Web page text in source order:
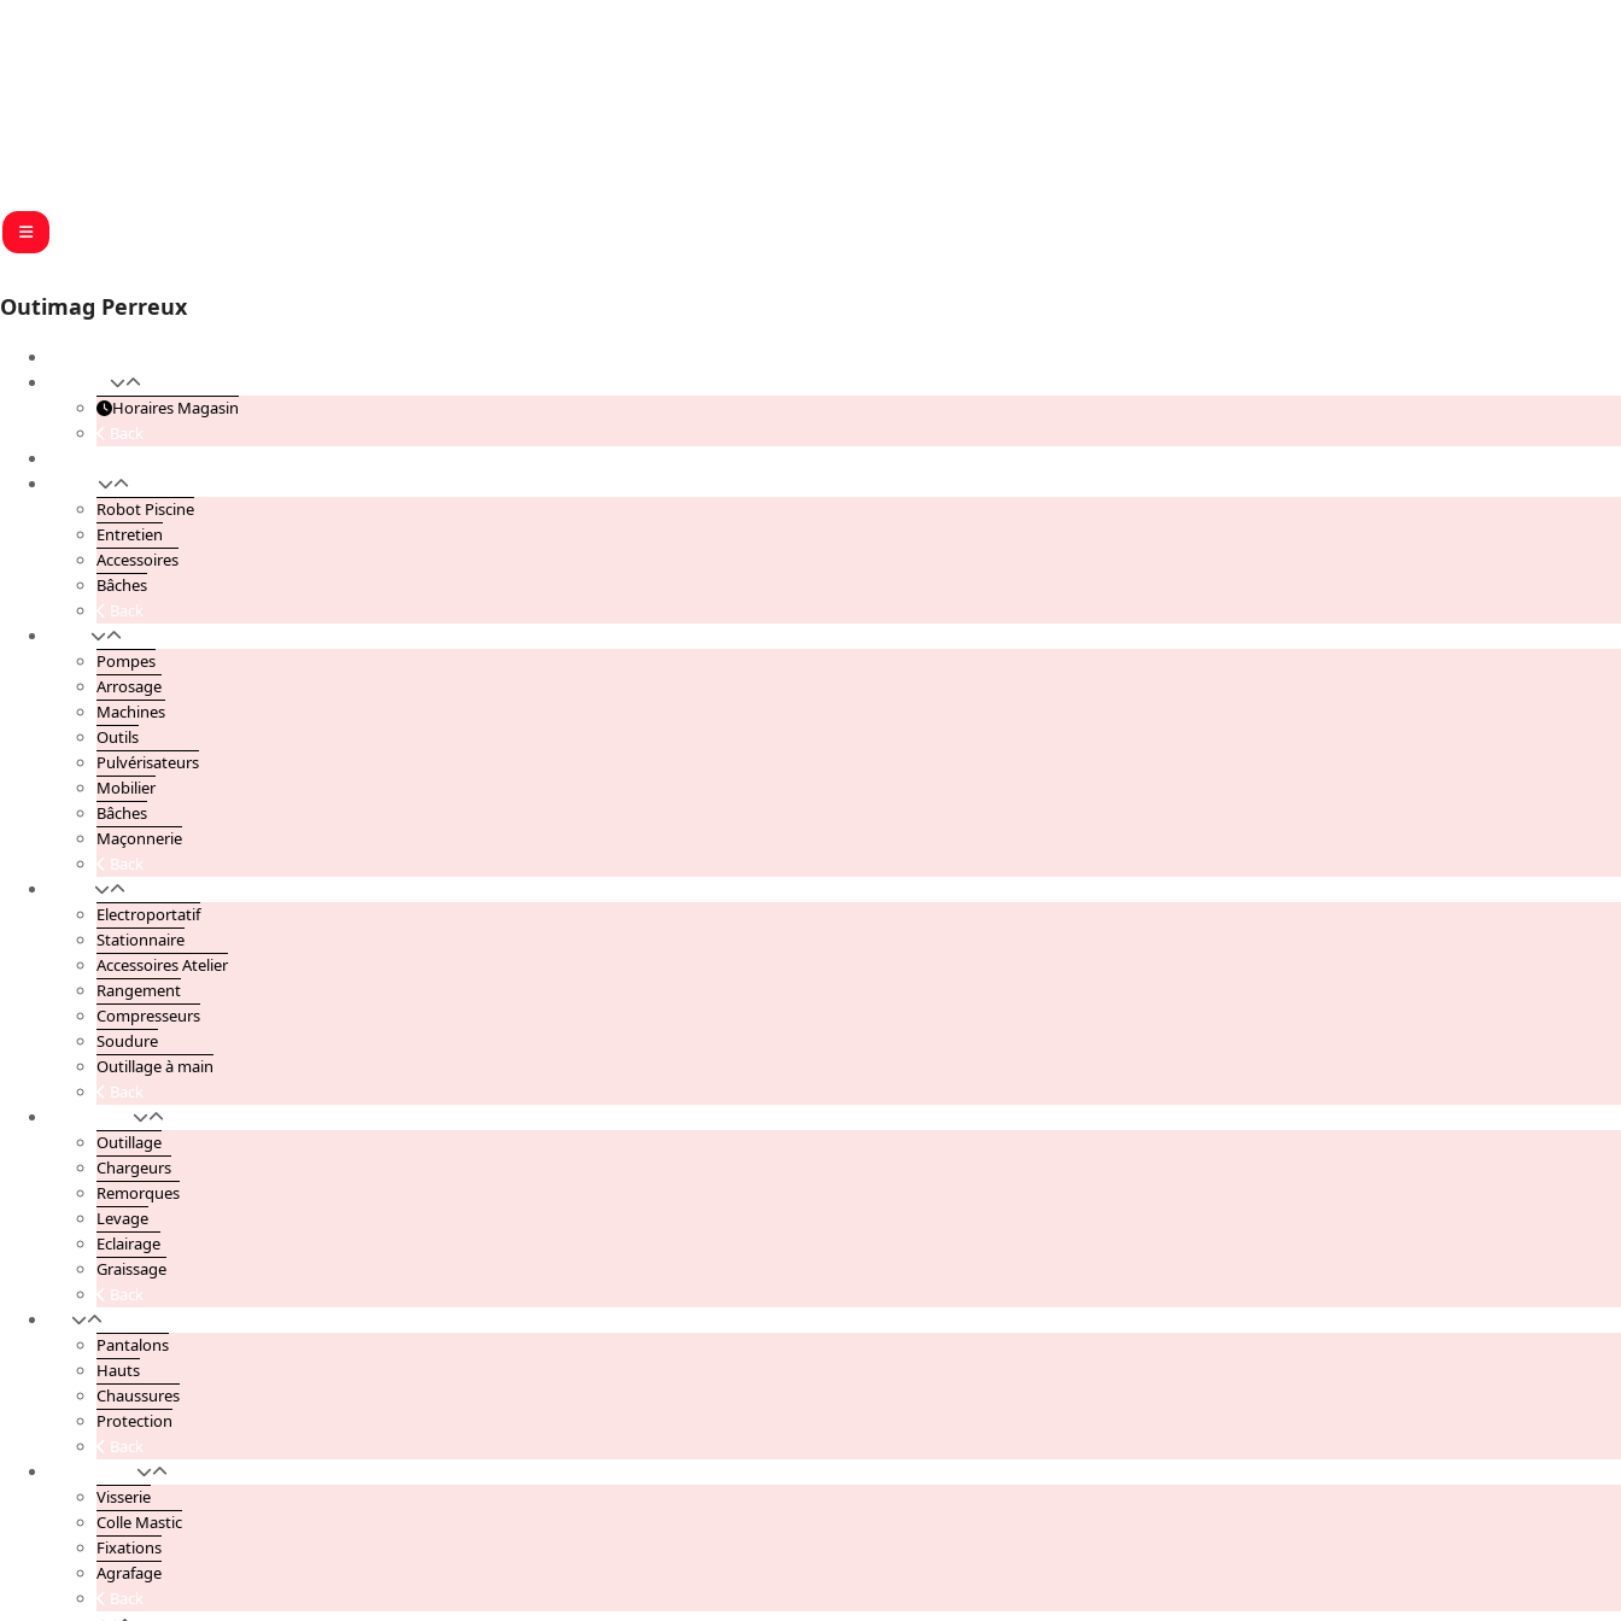
Outimag Perreux
Horaires Magasin
Back
Robot Piscine
Entretien
Accessoires
Bâches
Back
Pompes
Arrosage
Machines
Outils
Pulvérisateurs
Mobilier
Bâches
Maçonnerie
Back
Electroportatif
Stationnaire
Accessoires Atelier
Rangement
Compresseurs
Soudure
Outillage à main
Back
Outillage
Chargeurs
Remorques
Levage
Eclairage
Graissage
Back
Pantalons
Hauts
Chaussures
Protection
Back
Visserie
Colle Mastic
Fixations
Agrafage
Back